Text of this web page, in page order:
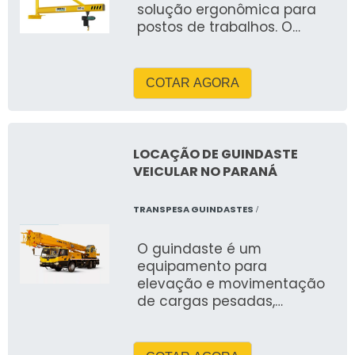
solução ergonômica para
postos de trabalhos. O
operação quando
instalados diretamente no
transporte de todo o tipo de
carga com rapidez e
depositá-la com precisão e
suavidade.
COTAR AGORA
LOCAÇÃO DE GUINDASTE
VEICULAR NO PARANÁ
TRANSPESA GUINDASTES /
O guindaste é um
equipamento para
elevação e movimentação
de cargas pesadas,